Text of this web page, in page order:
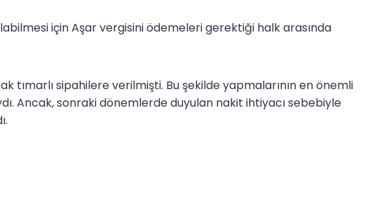
için Aşar vergisini ödemeleri gerektiği halk arasında
tımarlı sipahilere verilmişti. Bu şekilde yapmalarının en önemli
Ancak, sonraki dönemlerde duyulan nakit ihtiyacı sebebiyle